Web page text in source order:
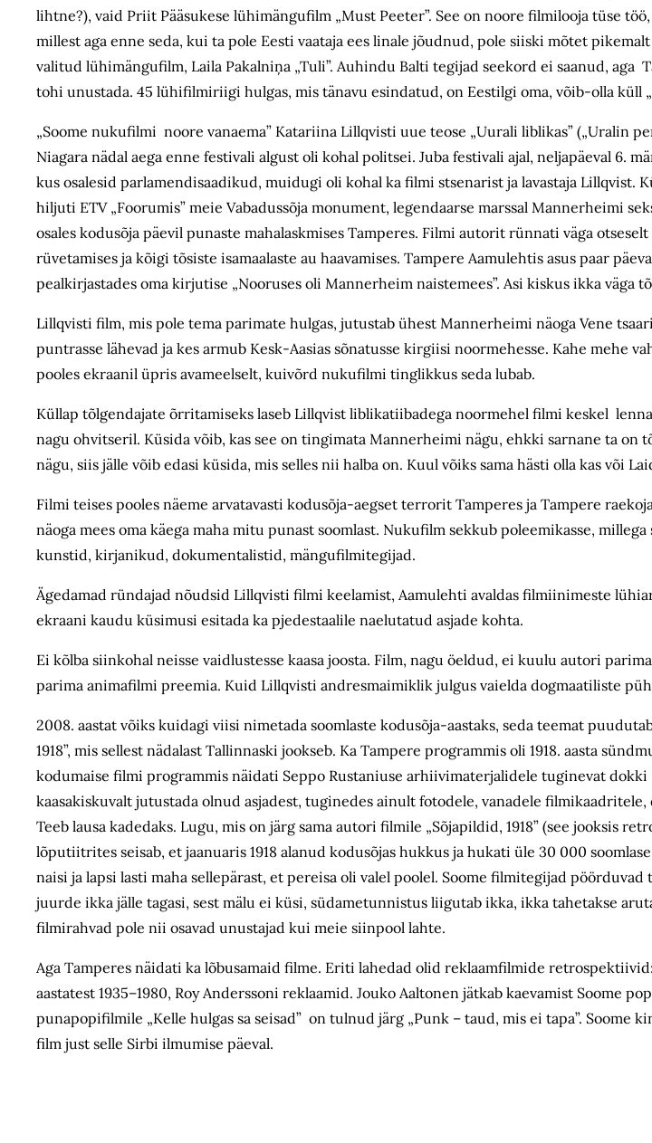
lihtne?), vaid Priit Pääsukese lühimängufilm „Must Peeter”. See on noore filmilooja tüse
millest aga enne seda, kui ta pole Eesti vaataja ees linale jõudnud, pole siiski mõtet
valitud lühimängufilm, Laila Pakalniņa „Tuli”. Auhindu Balti tegijad seekord ei saanud, aga
tohi unustada. 45 lühifilmiriigi hulgas, mis tänavu esindatud, on Eestilgi oma, võib-olla küll
„Soome nukufilmi noore vanaema” Katariina Lillqvisti uue teose „Uurali liblikas” („Uralin
Niagara nädal aega enne festivali algust oli kohal politsei. Juba festivali ajal, neljapäeval 6.
kus osalesid parlamendisaadikud, muidugi oli kohal ka filmi stsenarist ja lavastaja Lillqvist.
hiljuti ETV „Foorumis” meie Vabadussõja monument, legendaarse marssal Mannerheimi
osales kodusõja päevil punaste mahalaskmises Tamperes. Filmi autorit rünnati väga
rüvetamises ja kõigi tõsiste isamaalaste au haavamises. Tampere Aamulehtis asus paar
pealkirjastades oma kirjutise „Nooruses oli Mannerheim naistemees”. Asi kiskus ikka väga
Lillqvisti film, mis pole tema parimate hulgas, jutustab ühest Mannerheimi näoga Vene
puntrasse lähevad ja kes armub Kesk-Aasias sõnatusse kirgiisi noormehesse. Kahe mehe
pooles ekraanil üpris avameelselt, kuivõrd nukufilmi tinglikkus seda lubab.
Küllap tõlgendajate õrritamiseks laseb Lillqvist liblikatiibadega noormehel filmi keskel
nagu ohvitseril. Küsida võib, kas see on tingimata Mannerheimi nägu, ehkki sarnane ta on
nägu, siis jälle võib edasi küsida, mis selles nii halba on. Kuul võiks sama hästi olla kas või
Filmi teises pooles näeme arvatavasti kodusõja-aegset terrorit Tamperes ja Tampere
näoga mees oma käega maha mitu punast soomlast. Nukufilm sekkub poleemikasse,
kunstid, kirjanikud, dokumentalistid, mängufilmitegijad.
Ägedamad ründajad nõudsid Lillqvisti filmi keelamist, Aamulehti avaldas filmiinimeste
ekraani kaudu küsimusi esitada ka pjedestaalile naelutatud asjade kohta.
Ei kõlba siinkohal neisse vaidlustesse kaasa joosta. Film, nagu öeldud, ei kuulu autori
parima animafilmi preemia. Kuid Lillqvisti andresmaimiklik julgus vaielda dogmaatiliste
2008. aastat võiks kuidagi viisi nimetada soomlaste kodusõja-aastaks, seda teemat
1918”, mis sellest nädalast Tallinnaski jookseb. Ka Tampere programmis oli 1918. aasta
kodumaise filmi programmis näidati Seppo Rustaniuse arhiivimaterjalidele tuginevat dokki
kaasakiskuvalt jutustada olnud asjadest, tuginedes ainult fotodele, vanadele
Teeb lausa kadedaks. Lugu, mis on järg sama autori filmile „Sõjapildid, 1918” (see jooksis
lõputiitrites seisab, et jaanuaris 1918 alanud kodusõjas hukkus ja hukati üle 30 000
naisi ja lapsi lasti maha sellepärast, et pereisa oli valel poolel. Soome filmitegijad
juurde ikka jälle tagasi, sest mälu ei küsi, südametunnistus liigutab ikka, ikka tahetakse
filmirahvad pole nii osavad unustajad kui meie siinpool lahte.
Aga Tamperes näidati ka lõbusamaid filme. Eriti lahedad olid reklaamfilmide
aastatest 1935–1980, Roy Anderssoni reklaamid. Jouko Aaltonen jätkab kaevamist Soome
punapopifilmile „Kelle hulgas sa seisad” on tulnud järg „Punk – taud, mis ei tapa”. Soome
film just selle Sirbi ilmumise päeval.